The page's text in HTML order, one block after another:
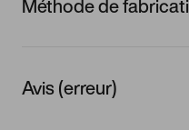
Méthode de
Avis (erreur)